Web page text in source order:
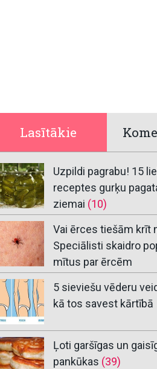
Lasītākie
Uzpildi pagrabu! 15
receptes gurķu
ziemai (10)
Vai ērces tiešām krīt
Speciālisti skaidro
mītus par ērcēm
5 sieviešu vēderu
kā tos savest kārtībā
Ļoti garšīgas un
pankūkas (39)